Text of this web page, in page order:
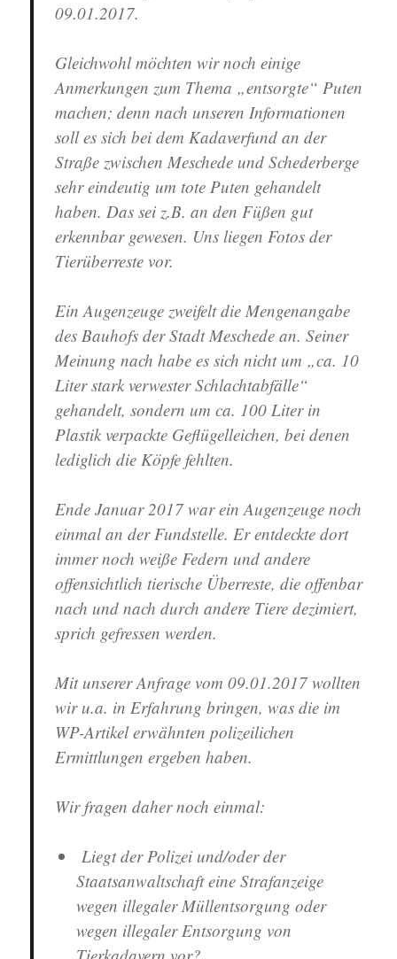
09.01.2017.
Gleichwohl möchten wir noch einige
Anmerkungen zum Thema „entsorgte“ Puten
machen; denn nach unseren Informationen
soll es sich bei dem Kadaverfund an der
Straße zwischen Meschede und Schederberge
sehr eindeutig um tote Puten gehandelt
haben. Das sei z.B. an den Füßen gut
erkennbar gewesen. Uns liegen Fotos der
Tierüberreste vor.
Ein Augenzeuge zweifelt die Mengenangabe
des Bauhofs der Stadt Meschede an. Seiner
Meinung nach habe es sich nicht um „ca. 10
Liter stark verwester Schlachtabfälle“
gehandelt, sondern um ca. 100 Liter in
Plastik verpackte Geflügelleichen, bei denen
lediglich die Köpfe fehlten.
Ende Januar 2017 war ein Augenzeuge noch
einmal an der Fundstelle. Er entdeckte dort
immer noch weiße Federn und andere
offensichtlich tierische Überreste, die offenbar
nach und nach durch andere Tiere dezimiert,
sprich gefressen werden.
Mit unserer Anfrage vom 09.01.2017 wollten
wir u.a. in Erfahrung bringen, was die im
WP-Artikel erwähnten polizeilichen
Ermittlungen ergeben haben.
Wir fragen daher noch einmal:
Liegt der Polizei und/oder der
Staatsanwaltschaft eine Strafanzeige
wegen illegaler Müllentsorgung oder
wegen illegaler Entsorgung von